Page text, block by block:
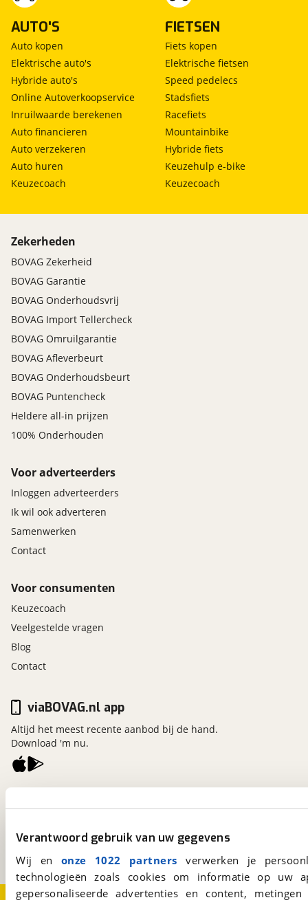
Verantwoord gebruik van uw gegevens
Wij en onze 1022 partners verwerken je
technologieën zoals cookies om informatie op
gepersonaliseerde advertenties en content,
AUTO'S
Auto kopen
Elektrische auto's
Hybride auto's
Online Autoverkoopservice
Inruilwaarde berekenen
Auto financieren
Auto verzekeren
Auto huren
Keuzecoach
FIETSEN
Fiets kopen
Elektrische fietsen
Speed pedelecs
Stadsfiets
Racefiets
Mountainbike
Hybride fiets
Keuzehulp e-bike
Keuzecoach
Zekerheden
BOVAG Zekerheid
BOVAG Garantie
BOVAG Onderhoudsvrij
BOVAG Import Tellercheck
BOVAG Omruilgarantie
BOVAG Afleverbeurt
BOVAG Onderhoudsbeurt
BOVAG Puntencheck
Heldere all-in prijzen
100% Onderhouden
Voor adverteerders
Inloggen adverteerders
Ik wil ook adverteren
Samenwerken
Contact
Voor consumenten
Keuzecoach
Veelgestelde vragen
Blog
Contact
Een initiatief van
viaBOVAG.nl app
Altijd het meest recente aanbod bij de hand.
Download 'm nu.